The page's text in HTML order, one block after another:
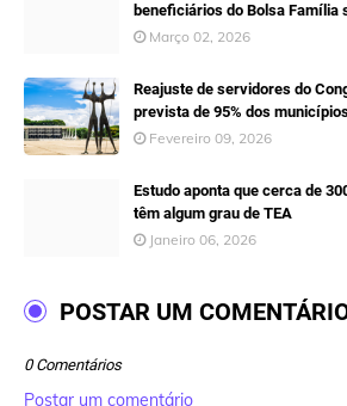
beneficiários do Bolsa Família
Março 02, 2026
Reajuste de servidores do
prevista de 95% dos
Fevereiro 09, 2026
Estudo aponta que cerca de
têm algum grau de TEA
Janeiro 06, 2026
POSTAR UM
0 Comentários
Postar um comentário